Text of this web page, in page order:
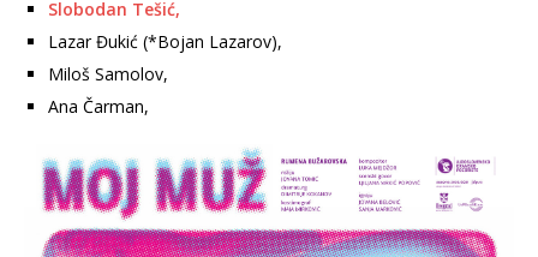
Slobodan Tešić,
Lazar Đukić (*Bojan Lazarov),
Miloš Samolov,
Ana Čarman,